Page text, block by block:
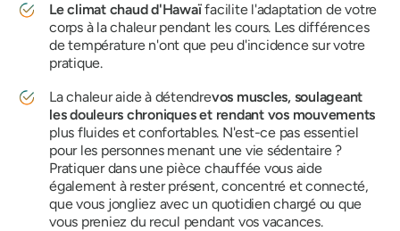
Le climat chaud d'Hawaïfacilite l'adaptation de votre
corps à la chaleur pendant les cours. Les différences
de température n'ont que peu d'incidence sur votre
pratique.
La chaleur aide à détendrevos muscles, soulageant
les douleurs chroniques et rendant vos mouvements
plus fluides et confortables. N'est-ce pas essentiel
pour les personnes menant une vie sédentaire ?
Pratiquer dans une pièce chauffée vous aide
également à rester présent, concentré et connecté,
que vous jongliez avec un quotidien chargé ou que
vous preniez du recul pendant vos vacances.